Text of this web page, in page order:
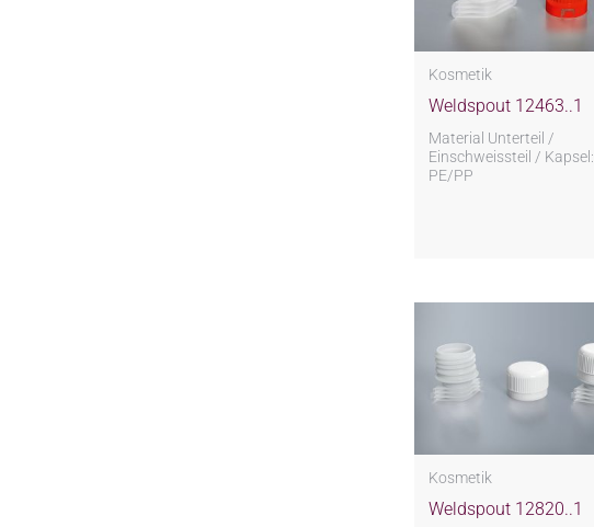
Kosmetik
Weldspout 12463..1
Material Unterteil /
Einschweissteil / Kapsel:
PE/PP
Kosmetik
Weldspout 12820..1